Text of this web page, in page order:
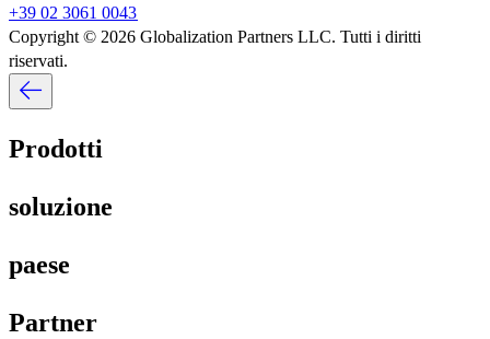
+39 02 3061 0043​​
Copyright © 2026 Globalization Partners LLC. Tutti i diritti
riservati.​​
Prodotti​​
soluzione​​
paese​​
Partner​​